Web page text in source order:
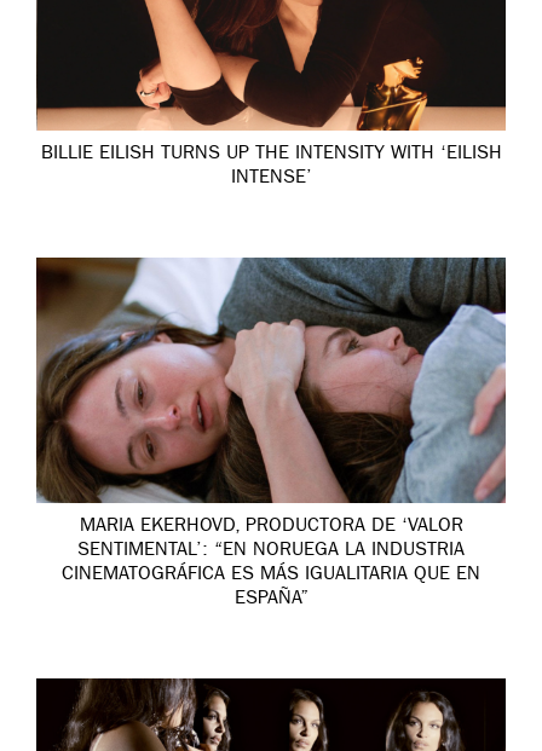
BILLIE EILISH TURNS UP THE INTENSITY WITH ‘EILISH
INTENSE’
MARIA EKERHOVD, PRODUCTORA DE ‘VALOR
SENTIMENTAL’: “EN NORUEGA LA INDUSTRIA
CINEMATOGRÁFICA ES MÁS IGUALITARIA QUE EN
ESPAÑA”